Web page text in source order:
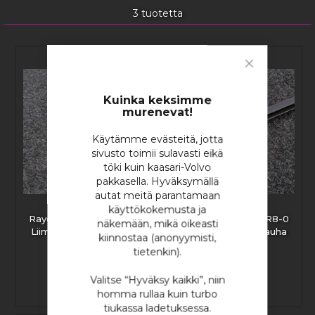
Close
Cookie
Kuinka keksimme
murenevat!
Käytämme evästeitä, jotta
sivusto toimii sulavasti eikä
töki kuin kaasari-Volvo
pakkasella. Hyväksymällä
autat meitä parantamaan
käyttökokemusta ja
näkemään, mikä oikeasti
kiinnostaa (anonyymisti,
tietenkin).
Valitse “Hyväksy kaikki”, niin
homma rullaa kuin turbo
tiukassa ladetuksessa.
3 tuotetta
Raychem Rayrim NR6-0
Liimallinen Reunanauha
max. 0,56mm
8,86 €
Raychem Rayrim NR8-0
Liimallinen Reunanauha
max. 2,5mm
12,79 €